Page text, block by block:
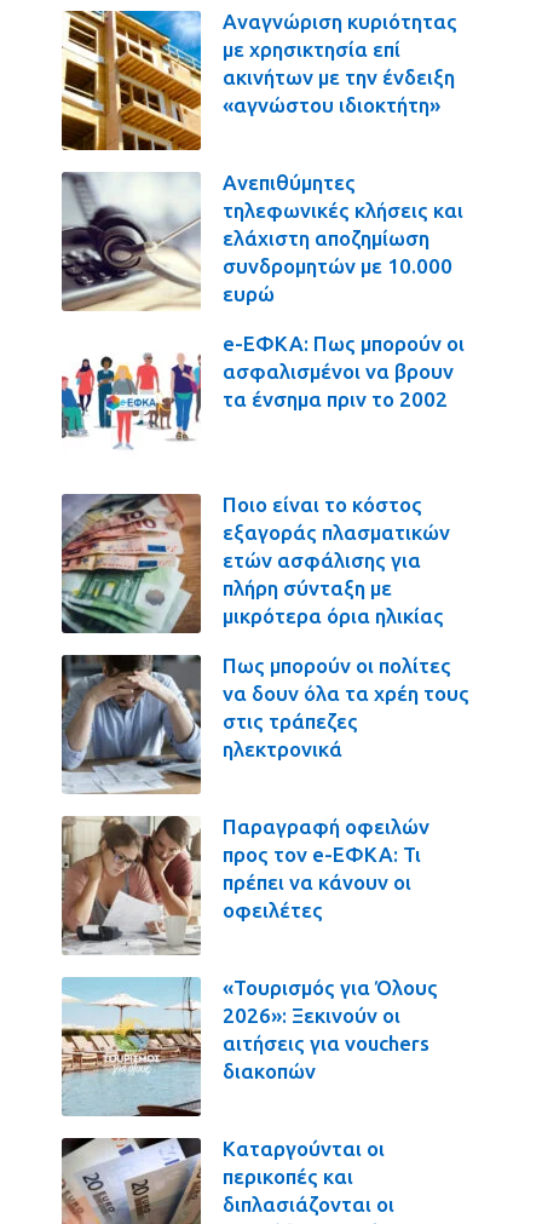
Αναγνώριση κυριότητας
με χρησικτησία επί
ακινήτων με την ένδειξη
«αγνώστου ιδιοκτήτη»
Ανεπιθύμητες
τηλεφωνικές κλήσεις και
ελάχιστη αποζημίωση
συνδρομητών με 10.000
ευρώ
e-ΕΦΚΑ: Πως μπορούν οι
ασφαλισμένοι να βρουν
τα ένσημα πριν το 2002
Ποιο είναι το κόστος
εξαγοράς πλασματικών
ετών ασφάλισης για
πλήρη σύνταξη με
μικρότερα όρια ηλικίας
Πως μπορούν οι πολίτες
να δουν όλα τα χρέη τους
στις τράπεζες
ηλεκτρονικά
Παραγραφή οφειλών
προς τον e-ΕΦΚΑ: Τι
πρέπει να κάνουν οι
οφειλέτες
«Τουρισμός για Όλους
2026»: Ξεκινούν οι
αιτήσεις για vouchers
διακοπών
Καταργούνται οι
περικοπές και
διπλασιάζονται οι